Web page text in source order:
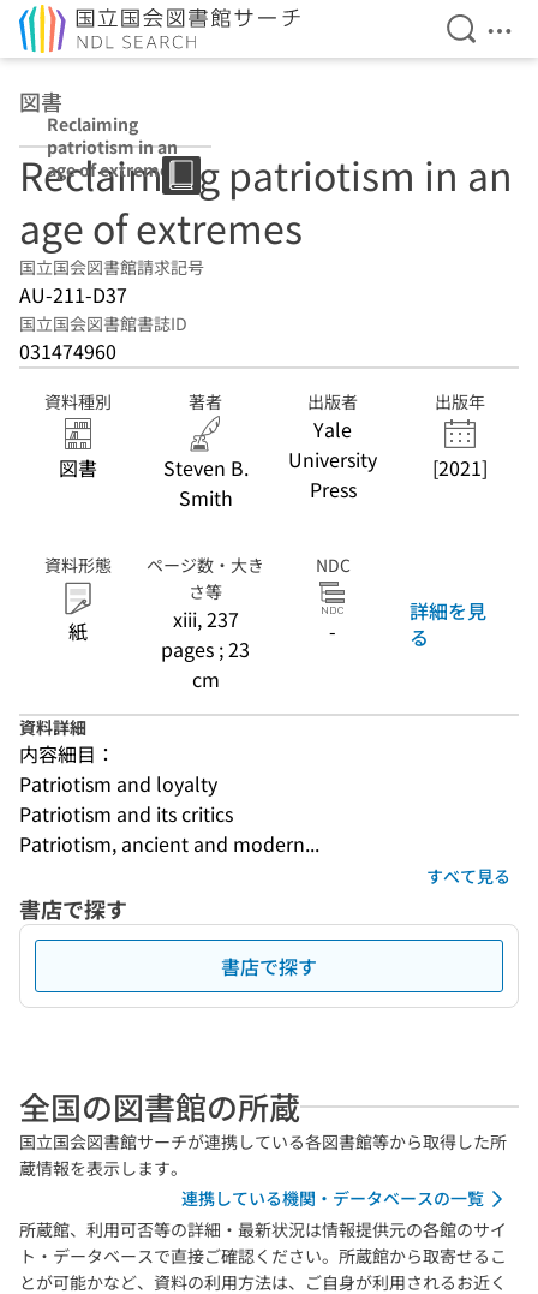
検索を
メ
図書
Reclaiming
patriotism in an
age of extremes
Reclaiming patriotism in an
age of extremes
国立国会図書館請求記号
AU-211-D37
国立国会図書館書誌ID
031474960
資料種別
図書
著者
Steven B.
Smith
出版者
Yale
University
Press
出版年
[2021]
資料形態
紙
ページ数・大き
さ等
xiii, 237
pages ; 23
cm
NDC
-
詳細を見
る
資料詳細
内容細目：
Patriotism and loyalty
Patriotism and its critics
Patriotism, ancient and modern...
すべて見る
書店で探す
書店で探す
全国の図書館の所蔵
国立国会図書館サーチが連携している各図書館等から取得した所
蔵情報を表示します。
連携している機関・データベースの一覧
所蔵館、利用可否等の詳細・最新状況は情報提供元の各館のサイ
ト・データベースで直接ご確認ください。所蔵館から取寄せるこ
とが可能かなど、資料の利用方法は、ご自身が利用されるお近く